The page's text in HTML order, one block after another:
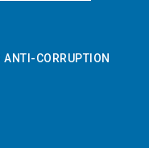
ANTI-CORRUPTION